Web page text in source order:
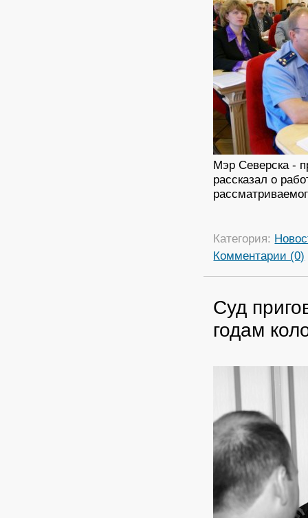
Мэр Северска -
рассказал о
Категория:
Комментарии (0)
Суд
годам